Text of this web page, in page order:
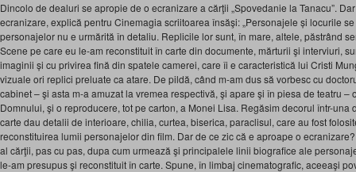
Dincolo de dealuri se apropie de o ecranizare a cărţii „Spovedanie la Tanacu”.
ecranizare, explică pentru Cinemagia scriitoarea însăşi: „Personajele și locurile
personajelor nu e urmărită în detaliu. Replicile lor sunt, în mare, altele, păstrând
Scene pe care eu le-am reconstituit în carte din documente, mărturii şi interviuri,
imaginii și cu privirea fină din spatele camerei, care îi e caracteristică lui Cristi
vizuale ori replici preluate ca atare. De pildă, când m-am dus să vorbesc cu
cabinet – şi asta m-a amuzat la vremea respectivă, şi apare şi în piesa de teatru –
Domnului, şi o reproducere, tot pe carton, a Monei Lisa. Regăsim decorul într-una
carte dau detalii de interioare, chilia, curtea, biserica, paraclisul, care au fost
reconstituirea lumii personajelor din film. Dar de ce zic că e aproape o
al cărţii, pas cu pas, dupa cum urmează şi principalele linii biografice ale
le-am presupus şi reconstituit în carte. Spune, în limbaj cinematografic, aceeaşi